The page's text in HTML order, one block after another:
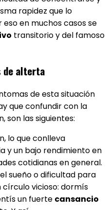
rapidez que lo
en muchos casos se
transitorio y del famoso
de alterta
de esta situación
que confundir con la
son las siguientes:
lo que conlleva
y un bajo rendimiento en
cotidianas en general.
sueño o dificultad para
círculo vicioso: dormís
un fuerte cansancio